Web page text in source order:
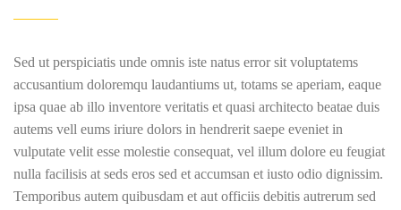
Sed ut perspiciatis unde omnis iste natus error sit voluptatems
accusantium doloremqu laudantiums ut, totams se aperiam, eaque
ipsa quae ab illo inventore veritatis et quasi architecto beatae duis
autems vell eums iriure dolors in hendrerit saepe eveniet in
vulputate velit esse molestie consequat, vel illum dolore eu feugiat
nulla facilisis at seds eros sed et accumsan et iusto odio dignissim.
Temporibus autem quibusdam et aut officiis debitis autrerum sed